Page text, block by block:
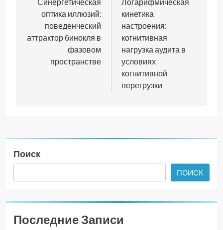
по
записям
Синергетическая
оптика иллюзий:
поведенческий
аттрактор бинокля в
фазовом
пространстве
Логарифмическая
кинетика
настроения:
когнитивная
нагрузка аудита в
условиях
когнитивной
перегрузки
Поиск
ПОИСК
Последние Записи